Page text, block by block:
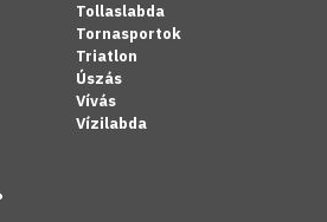
Tollaslabda
Tornasportok
Triatlon
Úszás
Vívás
Vízilabda